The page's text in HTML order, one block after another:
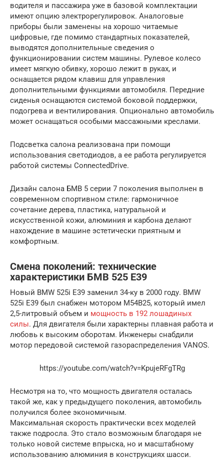
водителя и пассажира уже в базовой комплектации
имеют опцию электрорегулировок. Аналоговые
приборы были заменены на хорошо читаемые
цифровые, где помимо стандартных показателей,
выводятся дополнительные сведения о
функционировании систем машины. Рулевое колесо
имеет мягкую обивку, хорошо лежит в руках, и
оснащается рядом клавиш для управления
дополнительными функциями автомобиля. Передние
сиденья оснащаются системой боковой поддержки,
подогрева и вентилирования. Опционально автомобиль
может оснащаться особыми массажными креслами.
Подсветка салона реализована при помощи
использования светодиодов, а ее работа регулируется
работой системы ConnectedDrive.
Дизайн салона БМВ 5 серии 7 поколения выполнен в
современном спортивном стиле: гармоничное
сочетание дерева, пластика, натуральной и
искусственной кожи, алюминия и карбона делают
нахождение в машине эстетически приятным и
комфортным.
Смена поколений: технические
характеристики БМВ 525 Е39
Новый BMW 525i E39 заменил 34-ку в 2000 году. BMW
525i E39 был снабжен мотором М54В25, который имел
2,5-литровый объем и мощность в 192 лошадиных
силы. Для двигателя были характерны плавная работа и
любовь к высоким оборотам. Инженеры снабдили
мотор передовой системой газораспределения VANOS.
https://youtube.com/watch?v=KpujeRFgTRg
Несмотря на то, что мощность двигателя осталась
такой же, как у предыдущего поколения, автомобиль
получился более экономичным.
Максимальная скорость практически всех моделей
также подросла. Это стало возможным благодаря не
только новой системе впрыска, но и масштабному
использованию алюминия в конструкциях шасси.